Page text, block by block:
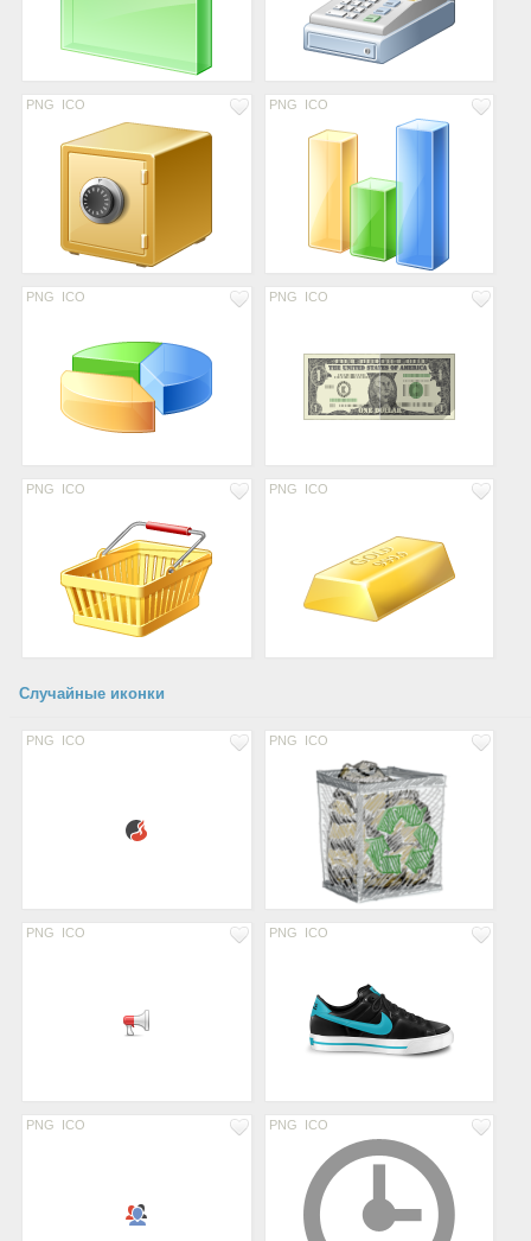
PNG ICO PNG ICO
PNG ICO PNG ICO
PNG ICO PNG ICO
Случайные иконки
PNG ICO PNG ICO
PNG ICO PNG ICO
PNG ICO PNG ICO